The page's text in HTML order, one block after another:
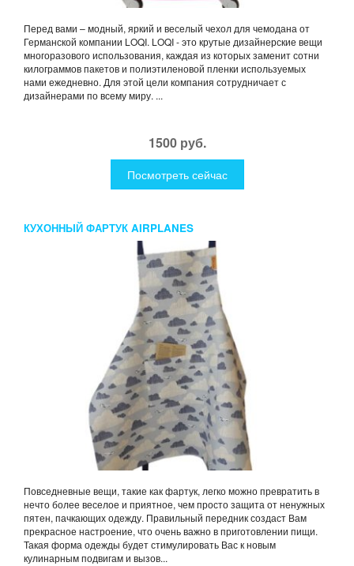
Перед вами – модный, яркий и веселый чехол для чемодана от
Германской компании LOQI. LOQI - это крутые дизайнерские вещи
многоразового использования, каждая из которых заменит сотни
килограммов пакетов и полиэтиленовой пленки используемых
нами ежедневно. Для этой цели компания сотрудничает с
дизайнерами по всему миру. ...
1500 руб.
Посмотреть сейчас
КУХОННЫЙ ФАРТУК AIRPLANES
Повседневные вещи, такие как фартук, легко можно превратить в
нечто более веселое и приятное, чем просто защита от ненужных
пятен, пачкающих одежду. Правильный передник создаст Вам
прекрасное настроение, что очень важно в приготовлении пищи.
Такая форма одежды будет стимулировать Вас к новым
кулинарным подвигам и вызов...